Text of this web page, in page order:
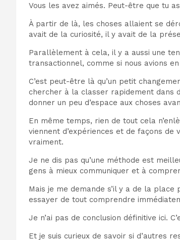
Vous les avez aimés. Peut-être que tu
À partir de là, les choses allaient se
avait de la curiosité, il y avait de la
Parallèlement à cela, il y a aussi une
transactionnel, comme si nous avions
C’est peut-être là qu’un petit
chercher à la classer rapidement dans
donner un peu d’espace aux choses
En même temps, rien de tout cela
viennent d’expériences et de façons
vraiment.
Je ne dis pas qu’une méthode est
gens à mieux communiquer et à
Mais je me demande s’il y a de la
essayer de tout comprendre
Je n’ai pas de conclusion définitive ici.
Et je suis curieux de savoir si d’autres